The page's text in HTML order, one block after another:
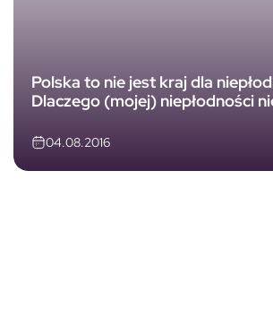
Polska to nie jest kraj dla
Dlaczego (mojej) niepłodności
04.08.2016